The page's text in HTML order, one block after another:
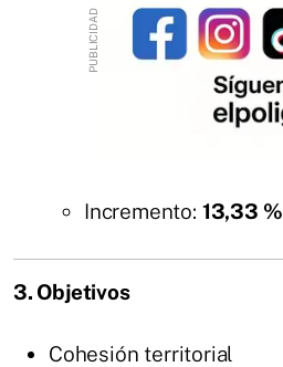
Incremento: 13,33 %
3. Objetivos
Cohesión territorial